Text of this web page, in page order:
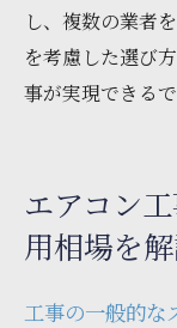
し、複数の業者
を考慮した選び
事が実現できるで
エアコン
用相場を
工事の一般的な